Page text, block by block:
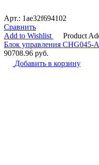
Арт.: 1ae32f694102
Сравнить
Add to Wishlist
Product
Блок управления CHG045-
90708.96 руб.
Добавить в корзину